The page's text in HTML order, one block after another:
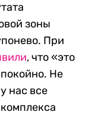
зоны
При
, что «это
Не
нас все